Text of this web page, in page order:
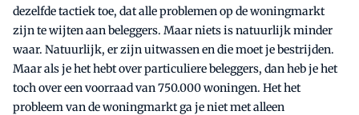
dezelfde tactiek toe, dat alle problemen op de woningmarkt
zijn te wijten aan beleggers. Maar niets is natuurlijk minder
waar. Natuurlijk, er zijn uitwassen en die moet je bestrijden.
Maar als je het hebt over particuliere beleggers, dan heb je het
toch over een voorraad van 750.000 woningen. Het het
probleem van de woningmarkt ga je niet met alleen